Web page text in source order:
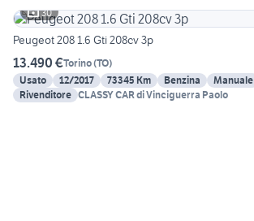
30
Peugeot 208 1.6 Gti 208cv 3p
13.490 €Torino(TO)
Usato
12/2017 73345 Km Benzina Manuale
Rivenditore CLASSY CAR di Vinciguerra Paolo